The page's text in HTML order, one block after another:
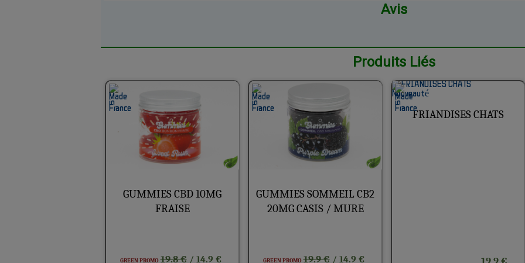
Avis
Produits Liés
GUMMIES CBD 10MG
FRAISE
GREEN PROMO 19.8 €/ 14.9 €
GUMMIES SOMMEIL CB2
20MG CASIS / MURE
GREEN PROMO 19.9 €/ 14.9 €
FRIANDISES CHATS
19.9 €